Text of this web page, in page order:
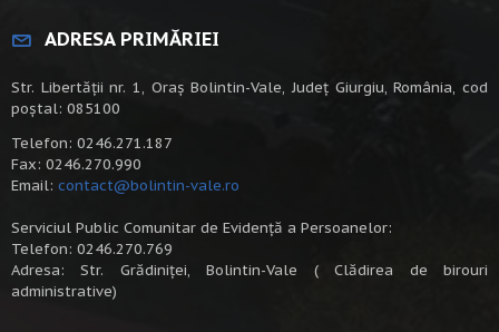
ADRESA PRIMĂRIEI
Str. Libertății nr. 1, Oraș Bolintin-Vale, Județ Giurgiu, România, cod
poștal: 085100
Telefon: 0246.271.187
Fax: 0246.270.990
Email: contact@bolintin-vale.ro
Serviciul Public Comunitar de Evidență a Persoanelor:
Telefon: 0246.270.769
Adresa: Str. Grădiniței, Bolintin-Vale ( Clădirea de birouri
administrative)